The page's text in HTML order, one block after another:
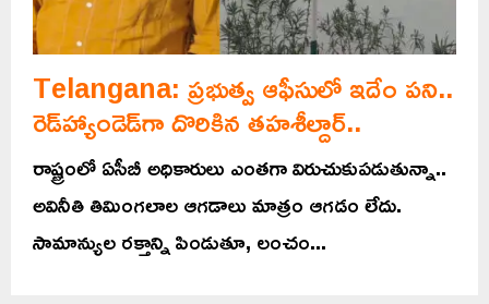
Telangana: ప్రభుత్వ ఆఫీసులో ఇదేం పని..
రెడ్‌హ్యాండెడ్‌గా దొరికిన తహశీల్దార్..
రాష్ట్రంలో ఏసీబీ అధికారులు ఎంతగా విరుచుకుపడుతున్నా..
అవినీతి తిమింగలాల ఆగడాలు మాత్రం ఆగడం లేదు.
సామాన్యుల రక్తాన్ని పిండుతూ, లంచం...